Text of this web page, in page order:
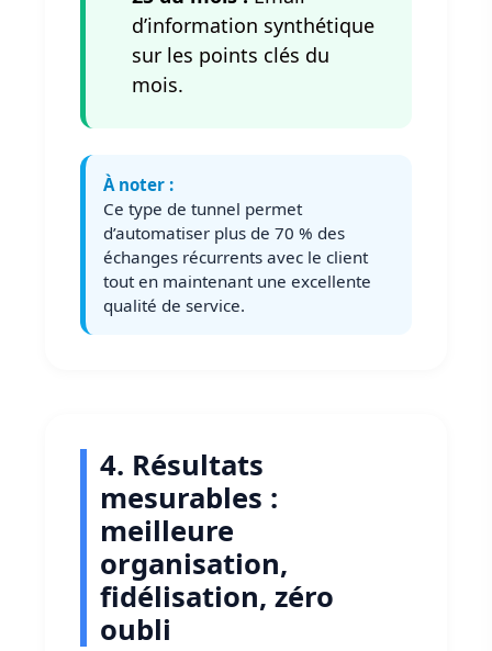
d’information synthétique
sur les points clés du
mois.
À noter :
Ce type de tunnel permet
d’automatiser plus de 70 % des
échanges récurrents avec le client
tout en maintenant une excellente
qualité de service.
4. Résultats
mesurables :
meilleure
organisation,
fidélisation, zéro
oubli